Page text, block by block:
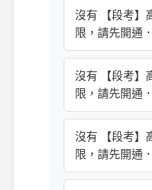
沒有 【段考】
限，請先開通．
沒有 【段考】
限，請先開通．
沒有 【段考】
限，請先開通．